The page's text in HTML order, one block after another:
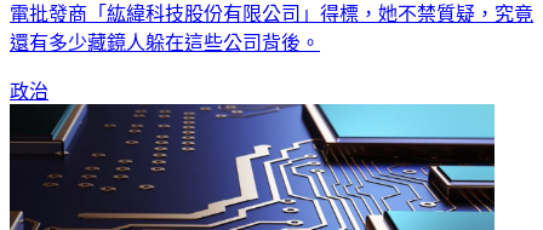
機敏性與危險性。此案預算金額高達1950萬元，結果竟是由水
電批發商「紘緯科技股份有限公司」得標，她不禁質疑，究竟